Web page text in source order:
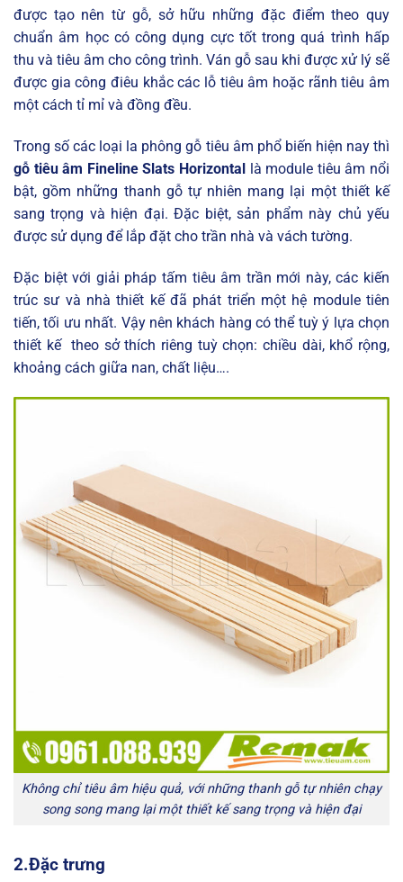
được tạo nên từ gỗ, sở hữu những đặc điểm theo quy
chuẩn âm học có công dụng cực tốt trong quá trình hấp
thu và tiêu âm cho công trình. Ván gỗ sau khi được xử lý sẽ
được gia công điêu khắc các lỗ tiêu âm hoặc rãnh tiêu âm
một cách tỉ mỉ và đồng đều.
Trong số các loại la phông gỗ tiêu âm phổ biến hiện nay thì
gỗ tiêu âm Fineline Slats Horizontal là module tiêu âm nổi
bật, gồm những thanh gỗ tự nhiên mang lại một thiết kế
sang trọng và hiện đại. Đặc biệt, sản phẩm này chủ yếu
được sử dụng để lắp đặt cho trần nhà và vách tường.
Đặc biệt với giải pháp tấm tiêu âm trần mới này, các kiến
trúc sư và nhà thiết kế đã phát triển một hệ module tiên
tiến, tối ưu nhất. Vậy nên khách hàng có thể tuỳ ý lựa chọn
thiết kế theo sở thích riêng tuỳ chọn: chiều dài, khổ rộng,
khoảng cách giữa nan, chất liệu….
Không chỉ tiêu âm hiệu quả, với những thanh gỗ tự nhiên chạy
song song mang lại một thiết kế sang trọng và hiện đại
2.Đặc trưng